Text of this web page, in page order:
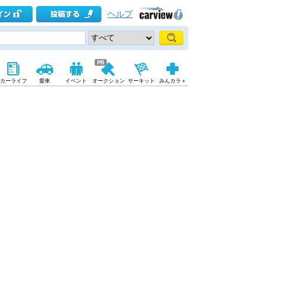
ヘルプ
カーライフ 愛車 イベント オークション サーキット みんカラ＋